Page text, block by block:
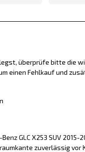
überprüfe bitte die
einen Fehlkauf und
GLC X253 SUV 2015-
zuverlässig vor